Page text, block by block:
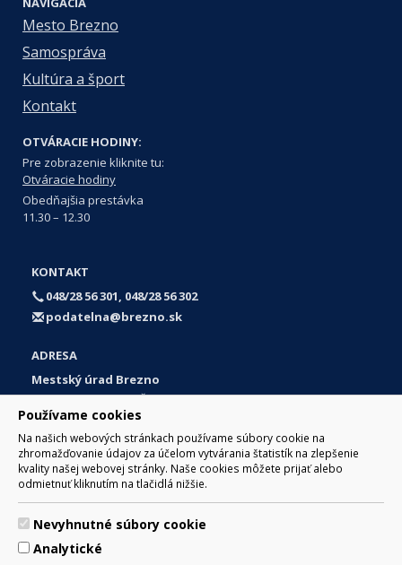
Používame cookies
Na našich webových stránkach používame súbory cookie na
zhromažďovanie údajov za účelom vytvárania štatistík na zlepšenie
kvality našej webovej stránky. Naše cookies môžete prijať alebo
odmietnuť kliknutím na tlačidlá nižšie.
Nevyhnutné súbory cookie
Analytické
Mesto Brezno
Samospráva
Kultúra a šport
Kontakt
OTVÁRACIE HODINY:
Pre zobrazenie kliknite tu:
Otváracie hodiny
Obedňajšia prestávka
11.30 – 12.30
KONTAKT
048/28 56 301, 048/28 56 302
podatelna@brezno.sk
ADRESA
Mestský úrad Brezno
Námestie gen. M. R. Štefánika 1
977 01 Brezno
Slovakia (Slovak Republic)
© 2017 Mesto Brezno, Námestie gen. M. R. Štefánika 1, Brezno
977 01 Tel.: 048/28 56 301, 048/28 56 302 Email: